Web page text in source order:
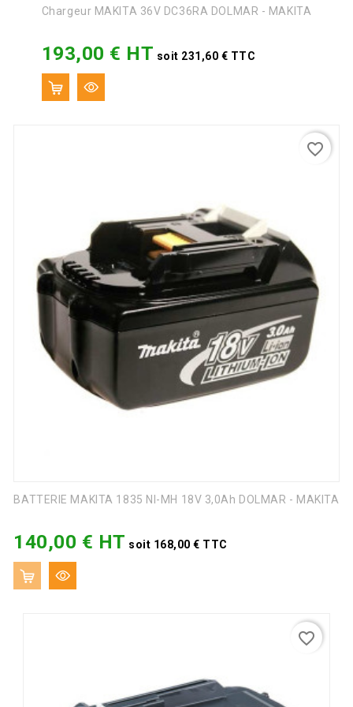
Chargeur MAKITA 36V DC36RA DOLMAR - MAKITA
193,00 € HT soit 231,60 € TTC
BATTERIE MAKITA 1835 NI-MH 18V 3,0Ah DOLMAR - MAKITA
140,00 € HT soit 168,00 € TTC
favorite_border
favorite_border